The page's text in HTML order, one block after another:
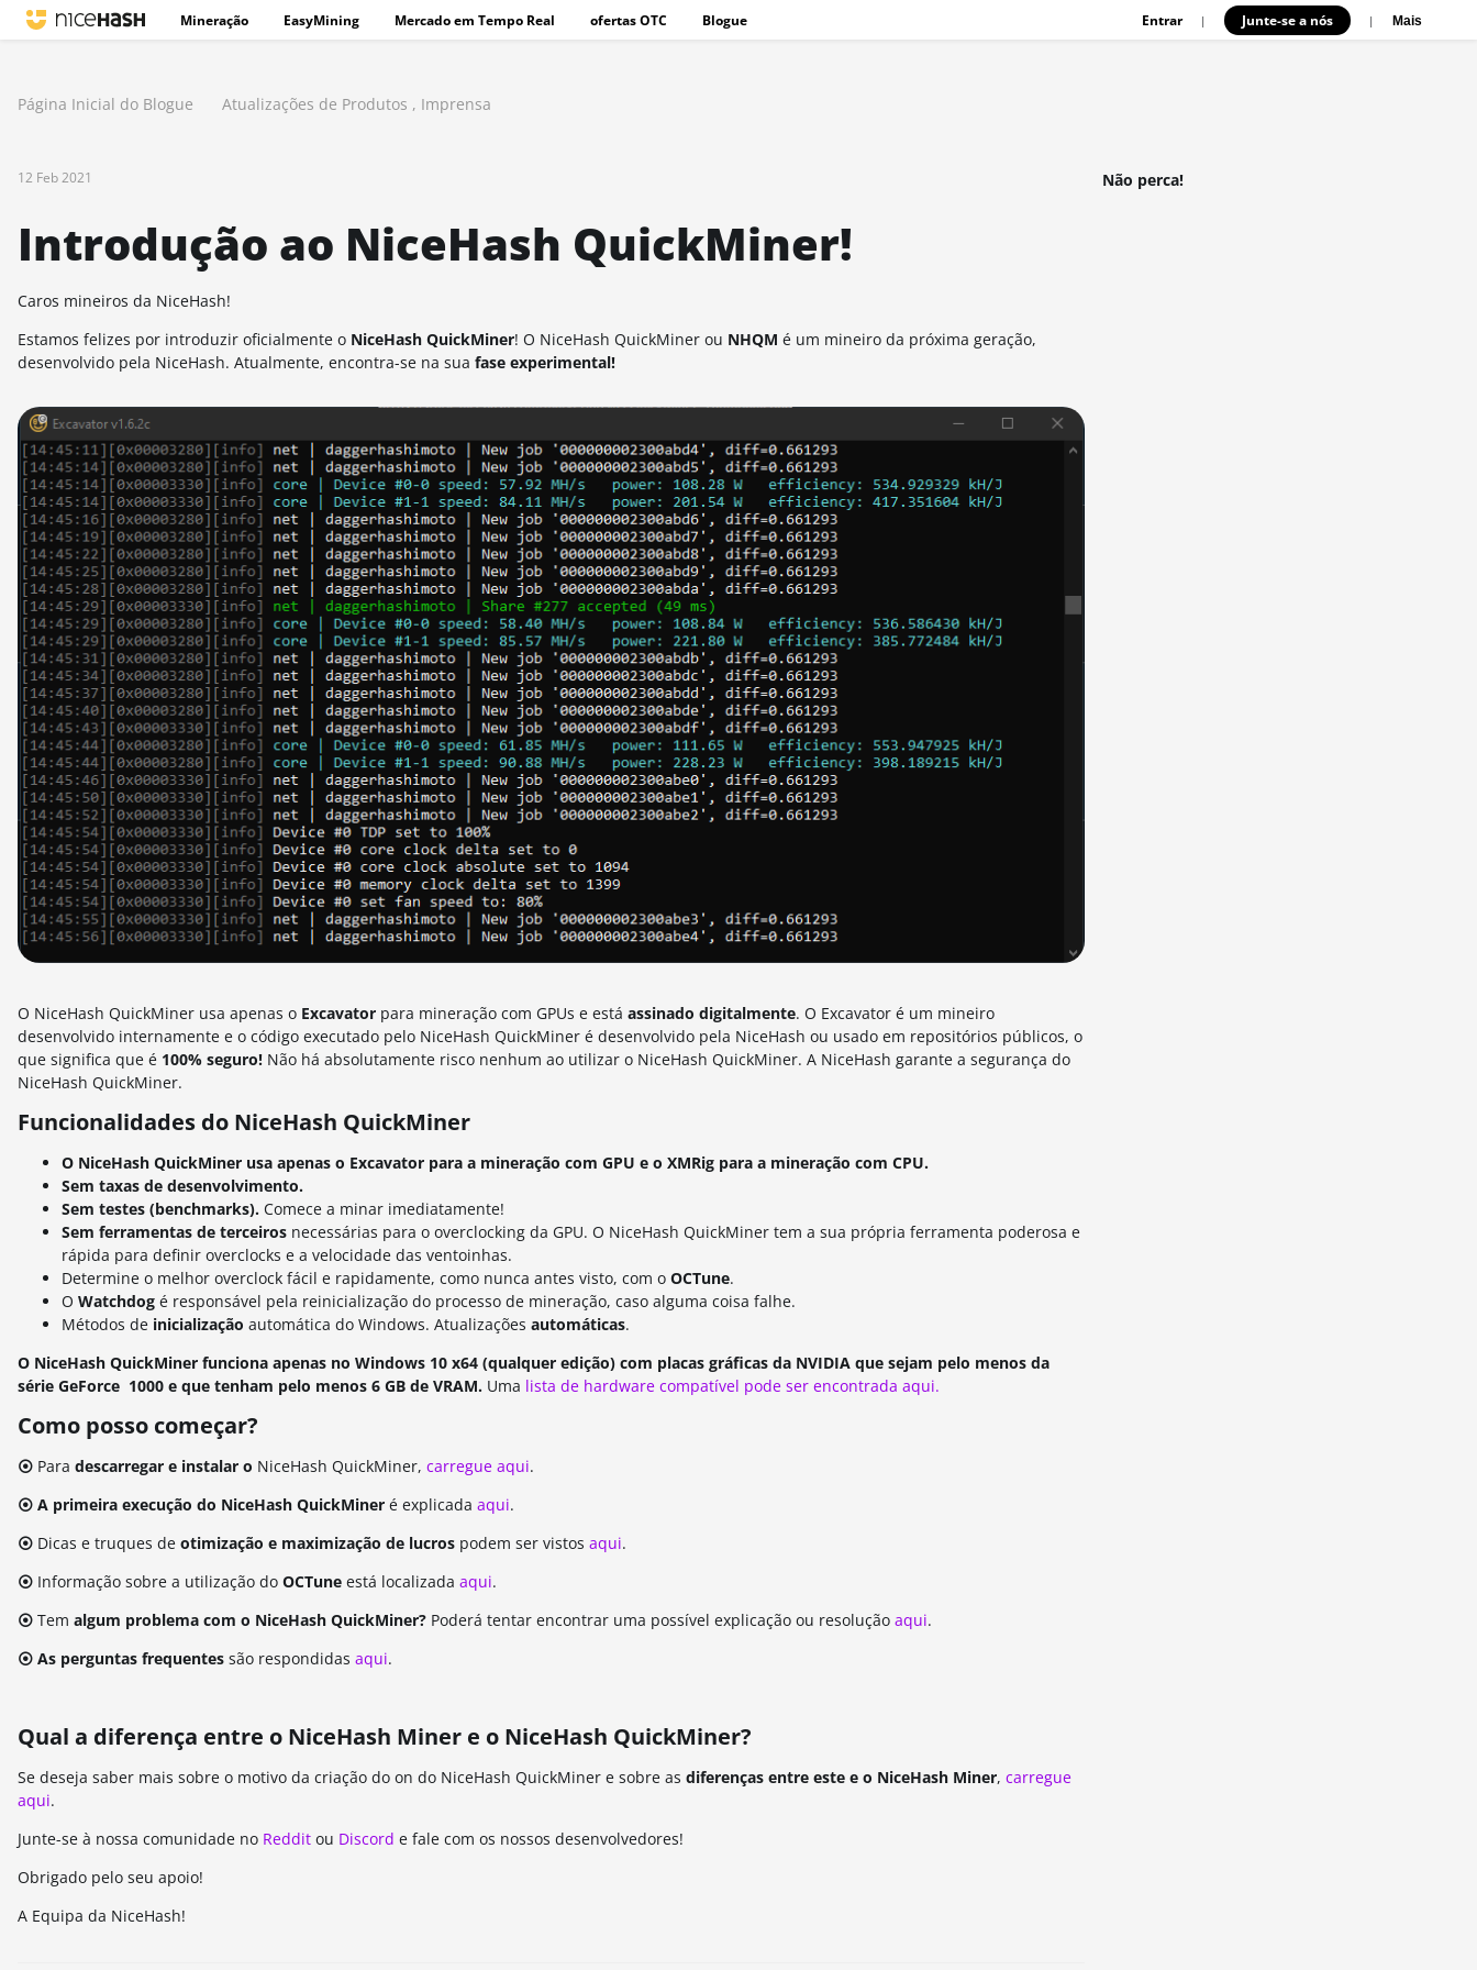
Mineração EasyMining Mercado em Tempo Real ofertas OTC Blogue Entrar | Junte-se a nós | Mais
Página Inicial do Blogue Atualizações de Produtos , Imprensa
12 Feb 2021
Introdução ao NiceHash QuickMiner!
Caros mineiros da NiceHash!
Estamos felizes por introduzir oficialmente o NiceHash QuickMiner! O NiceHash QuickMiner ou NHQM é um mineiro da próxima geração,
desenvolvido pela NiceHash. Atualmente, encontra-se na sua fase experimental!
O NiceHash QuickMiner usa apenas o Excavator para mineração com GPUs e está assinado digitalmente. O Excavator é um mineiro
desenvolvido internamente e o código executado pelo NiceHash QuickMiner é desenvolvido pela NiceHash ou usado em repositórios públicos, o
que significa que é 100% seguro! Não há absolutamente risco nenhum ao utilizar o NiceHash QuickMiner. A NiceHash garante a segurança do
NiceHash QuickMiner.
Funcionalidades do NiceHash QuickMiner
O NiceHash QuickMiner usa apenas o Excavator para a mineração com GPU e o XMRig para a mineração com CPU.
Sem taxas de desenvolvimento.
Sem testes (benchmarks). Comece a minar imediatamente!
Sem ferramentas de terceiros necessárias para o overclocking da GPU. O NiceHash QuickMiner tem a sua própria ferramenta poderosa e
rápida para definir overclocks e a velocidade das ventoinhas.
Determine o melhor overclock fácil e rapidamente, como nunca antes visto, com o OCTune.
O Watchdog é responsável pela reinicialização do processo de mineração, caso alguma coisa falhe.
Métodos de inicialização automática do Windows. Atualizações automáticas.
O NiceHash QuickMiner funciona apenas no Windows 10 x64 (qualquer edição) com placas gráficas da NVIDIA que sejam pelo menos da
série GeForce 1000 e que tenham pelo menos 6 GB de VRAM. Uma lista de hardware compatível pode ser encontrada aqui.
Como posso começar?
⦿ Para descarregar e instalar o NiceHash QuickMiner, carregue aqui.
⦿ A primeira execução do NiceHash QuickMiner é explicada aqui.
⦿ Dicas e truques de otimização e maximização de lucros podem ser vistos aqui.
⦿ Informação sobre a utilização do OCTune está localizada aqui.
⦿ Tem algum problema com o NiceHash QuickMiner? Poderá tentar encontrar uma possível explicação ou resolução aqui.
⦿ As perguntas frequentes são respondidas aqui.
Qual a diferença entre o NiceHash Miner e o NiceHash QuickMiner?
Se deseja saber mais sobre o motivo da criação do on do NiceHash QuickMiner e sobre as diferenças entre este e o NiceHash Miner, carregue
aqui.
Junte-se à nossa comunidade no Reddit ou Discord e fale com os nossos desenvolvedores!
Obrigado pelo seu apoio!
A Equipa da NiceHash!
Não perca!